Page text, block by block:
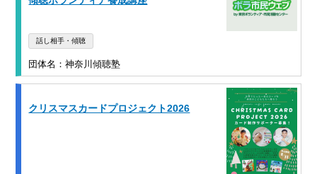
話し相手・傾聴
団体名：神奈川傾聴塾
クリスマスカードプロジェクト2026